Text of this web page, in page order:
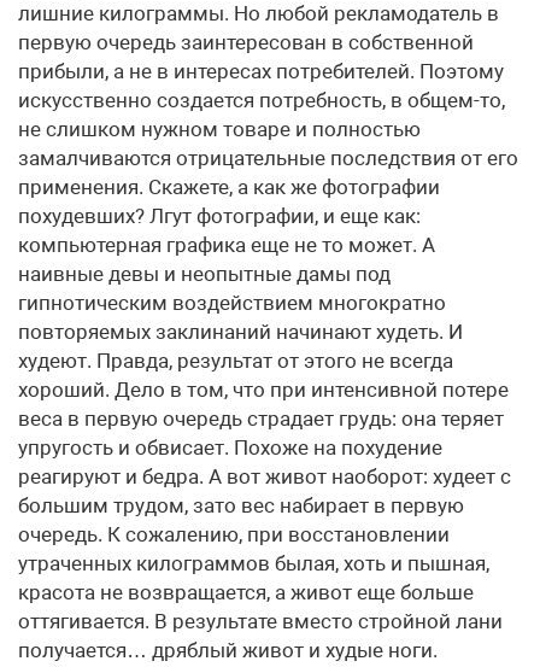
лишние килограммы. Но любой рекламодатель в
первую очередь заинтересован в собственной
прибыли, а не в интересах потребителей. Поэтому
искусственно создается потребность, в общем-то,
не слишком нужном товаре и полностью
замалчиваются отрицательные последствия от его
применения. Скажете, а как же фотографии
похудевших? Лгут фотографии, и еще как:
компьютерная графика еще не то может. А
наивные девы и неопытные дамы под
гипнотическим воздействием многократно
повторяемых заклинаний начинают худеть. И
худеют. Правда, результат от этого не всегда
хороший. Дело в том, что при интенсивной потере
веса в первую очередь страдает грудь: она теряет
упругость и обвисает. Похоже на похудение
реагируют и бедра. А вот живот наоборот: худеет с
большим трудом, зато вес набирает в первую
очередь. К сожалению, при восстановлении
утраченных килограммов былая, хоть и пышная,
красота не возвращается, а живот еще больше
оттягивается. В результате вместо стройной лани
получается… дряблый живот и худые ноги.